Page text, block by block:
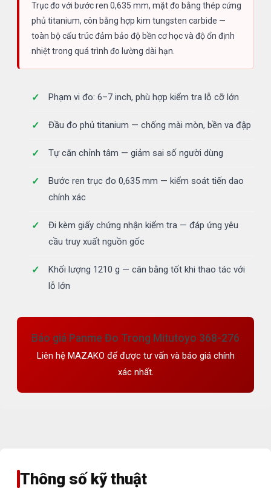
Trục đo với bước ren 0,635 mm, mặt đo bằng thép cứng
phủ titanium, côn bằng hợp kim tungsten carbide —
toàn bộ cấu trúc đảm bảo độ bền cơ học và độ ổn định
nhiệt trong quá trình đo lường dài hạn.
Phạm vi đo: 6–7 inch, phù hợp kiểm tra lỗ cỡ lớn
Đầu đo phủ titanium — chống mài mòn, bền va đập
Tự căn chỉnh tâm — giảm sai số người dùng
Bước ren trục đo 0,635 mm — kiểm soát tiến dao
chính xác
Đi kèm giấy chứng nhận kiểm tra — đáp ứng yêu
cầu truy xuất nguồn gốc
Khối lượng 1210 g — cân bằng tốt khi thao tác với
lỗ lớn
Báo giá Panme Đo Trong Mitutoyo 368-276
Liên hệ MAZAKO để được tư vấn và báo giá chính
xác nhất.
Thông số kỹ thuật